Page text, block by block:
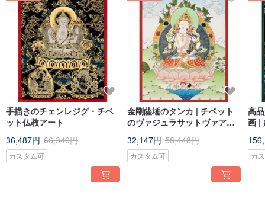
手描きのチェンレジグ・チベ
ット仏教アート
36,487円 66,340円
カスタム可
金剛薩埵のタンカ | チベット
のヴァジュラサットヴァアー
32,147円 58,448円
カスタム可
高
画 |
カ